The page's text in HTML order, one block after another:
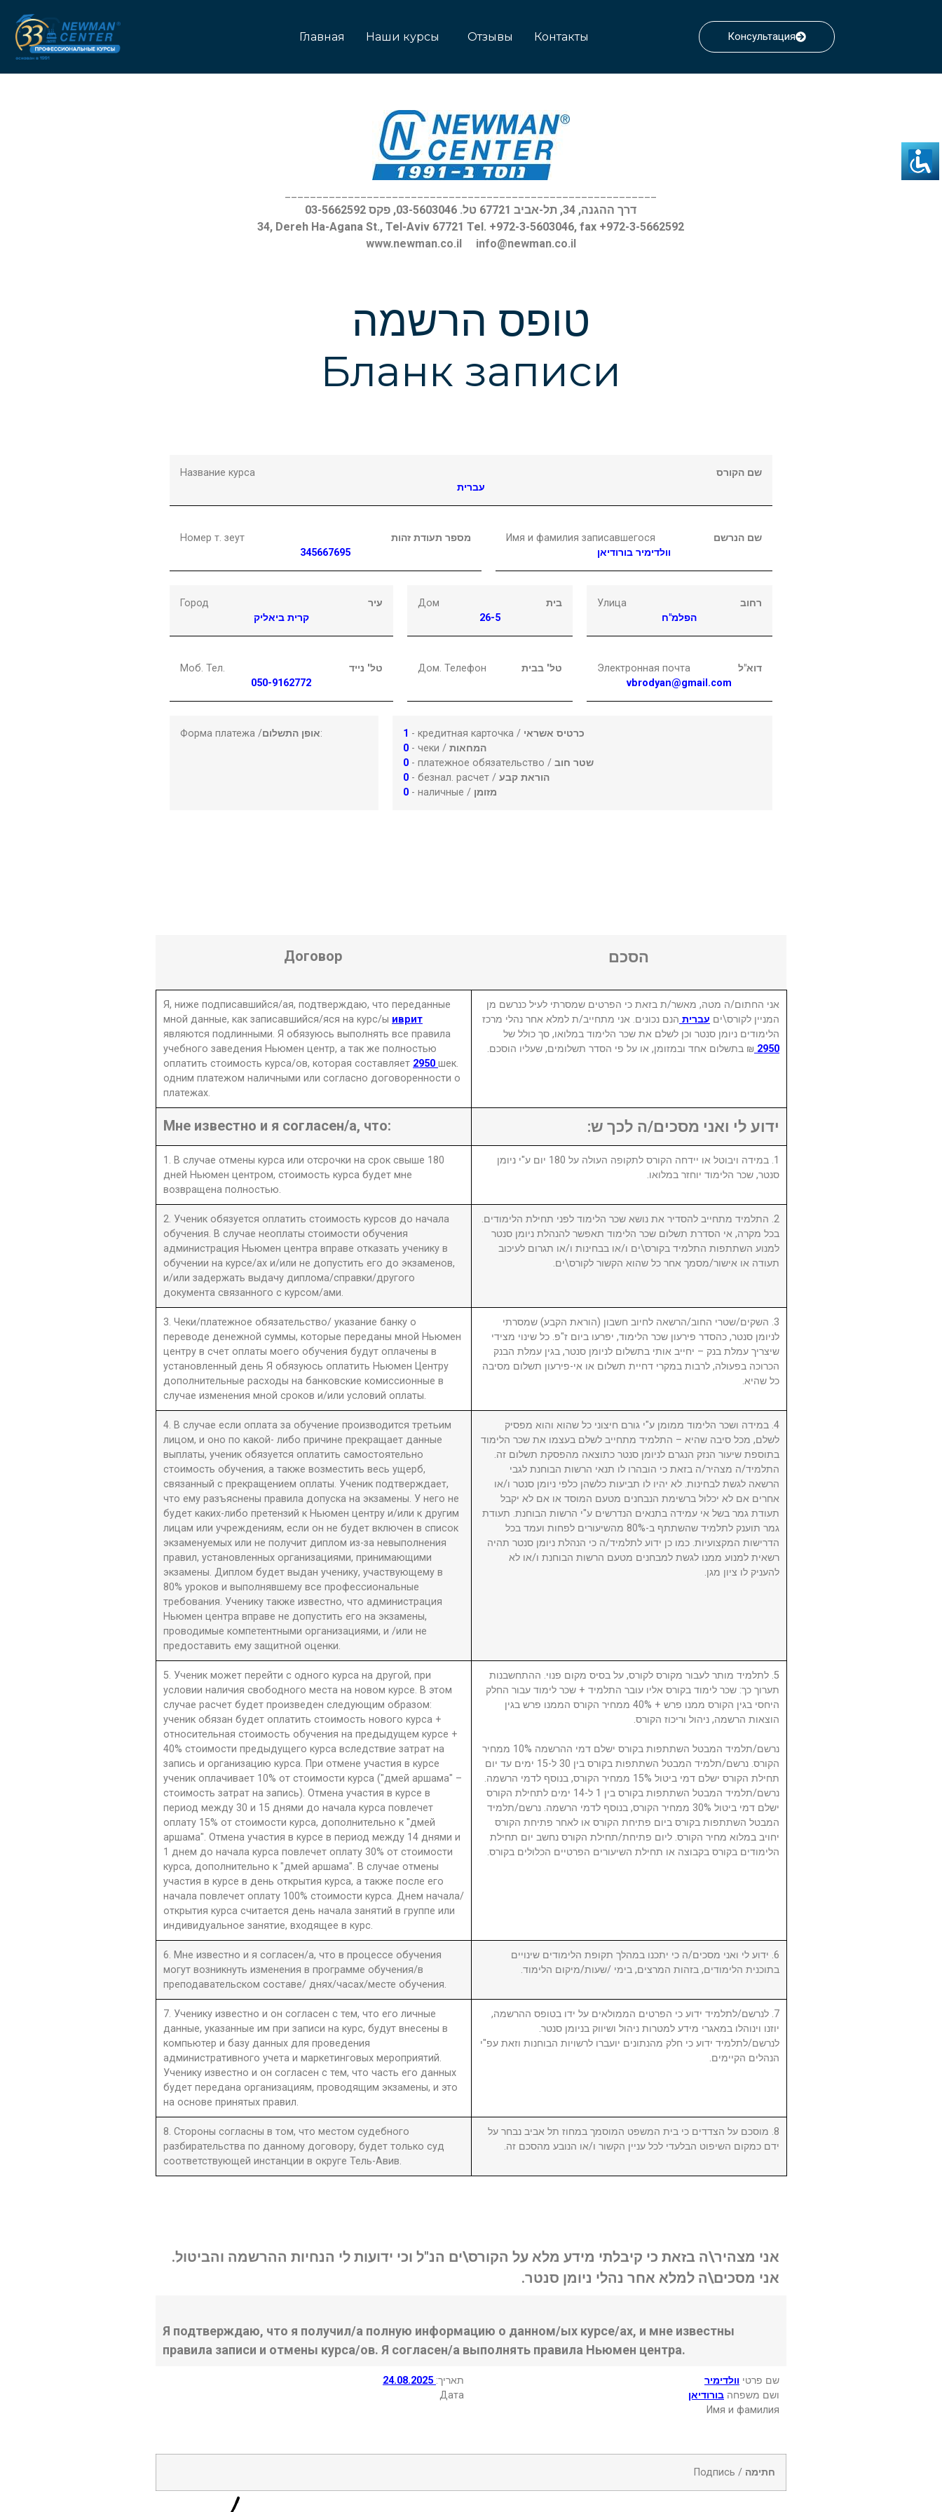
Главная Наши курсы Отзывы Контакты Консультация
דרך ההגנה, 34, תל-אביב 67721 טל. 03-5603046, פקס 03-5662592
34, Dereh Ha-Agana St., Tel-Aviv 67721 Tel. +972-3-5603046, fax +972-3-5662592
www.newman.co.il
info@newman.co.il
טופס הרשמה
Бланк записи
Название курса
שם הקורס
עברית
Номер т. зеут
מספר תעודת זהות
345667695
Имя и фамилия записавшегося
שם הנרשם
וולדימיר בורודיאן
Город
עיר
קרית ביאליק
Дом
בית
26-5
Улица
רחוב
הפלמ"ח
Моб. Тел.
טל' נייד
050-9162772
Дом. Телефон טל' בבית Электронная почта
דוא"ל
vbrodyan@gmail.com
Форма платежа /אופן התשלום: 1 - кредитная карточка / כרטיס אשראי
0- чеки / המחאות
0- платежное обязательство / שטר חוב
0- безнал. расчет / הוראת קבע
0- наличные / מזומן
Договор הסכם
Я, ниже подписавшийся/ая, подтверждаю, что переданные
мной данные, как записавшийся/яся на курс/ы иврит
являются подлинными. Я обязуюсь выполнять все правила
учебного заведения Ньюмен центр, а так же полностью
оплатить стоимость курса/ов, которая составляет 2950 шек.
одним платежом наличными или согласно договоренности о
платежах.
אני החתום/ה מטה, מאשר/ת בזאת כי הפרטים שמסרתי לעיל כנרשם מן
המניין לקורס\ים עברית הנם נכונים. אני מתחייב/ת למלא אחר נהלי מרכז
הלימודים ניומן סנטר וכן לשלם את שכר הלימוד במלואו, סך כולל של
2950 ₪ בתשלום אחד ובמזומן, או על פי הסדר תשלומים, שעליו הוסכם.
Мне известно и я согласен/а, что: ידוע לי ואני מסכים/ה לכך ש:
1. В случае отмены курса или отсрочки на срок свыше 180
дней Ньюмен центром, стоимость курса будет мне
возвращена полностью.
1. במידה ויבוטל או יידחה הקורס לתקופה העולה על 180 יום ע"י ניומן
סנטר, שכר הלימוד יוחזר במלואו.
2. Ученик обязуется оплатить стоимость курсов до начала
обучения. В случае неоплаты стоимости обучения
администрация Ньюмен центра вправе отказать ученику в
обучении на курсе/ах и/или не допустить его до экзаменов,
и/или задержать выдачу диплома/справки/другого
документа связанного с курсом/ами.
2. התלמיד מתחייב להסדיר את נושא שכר הלימוד לפני תחילת הלימודים.
בכל מקרה, אי הסדרת תשלום שכר הלימוד תאפשר להנהלת ניומן סנטר
למנוע השתתפות התלמיד בקורס\ים ו/או בבחינות ו/או תגרום לעיכוב
תעודה או אישור/מסמך אחר כל שהוא הקשור לקורס\ים.
3. Чеки/платежное обязательство/ указание банку о
переводе денежной суммы, которые переданы мной Ньюмен
центру в счет оплаты моего обучения будут оплачены в
установленный день Я обязуюсь оплатить Ньюмен Центру
дополнительные расходы на банковские комиссионные в
случае изменения мной сроков и/или условий оплаты.
3. השקים/שטרי החוב/הרשאה לחיוב חשבון (הוראת הקבע) שמסרתי
לניומן סנטר, כהסדר פירעון שכר הלימוד, יפרעו ביום ז"פ. כל שינוי מצידי
שיצריך עמלת בנק – יחייב אותי בתשלום לניומן סנטר, בגין עמלת הבנק
הכרוכה בפעולה, לרבות במקרי דחיית תשלום או אי-פירעון תשלום מסיבה
כל שהיא.
4. В случае если оплата за обучение производится третьим
лицом, и оно по какой- либо причине прекращает данные
выплаты, ученик обязуется оплатить самостоятельно
стоимость обучения, а также возместить весь ущерб,
связанный с прекращением оплаты. Ученик подтверждает,
что ему разъяснены правила допуска на экзамены. У него не
будет каких-либо претензий к Ньюмен центру и/или к другим
лицам или учреждениям, если он не будет включен в список
экзаменуемых или не получит диплом из-за невыполнения
правил, установленных организациями, принимающими
экзамены. Диплом будет выдан ученику, участвующему в
80% уроков и выполнявшему все профессиональные
требования. Ученику также известно, что администрация
Ньюмен центра вправе не допустить его на экзамены,
проводимые компетентными организациями, и /или не
предоставить ему защитной оценки.
4. במידה ושכר הלימוד ממומן ע"י גורם חיצוני כל שהוא והוא מפסיק
לשלם, מכל סיבה שהיא – התלמיד מתחייב לשלם בעצמו את שכר הלימוד
בתוספת שיעור הנזק הנגרם לניומן סנטר כתוצאה מהפסקת תשלום זה.
התלמיד/ה מצהיר/ה בזאת כי הובהרו לו תנאי הרשות הבוחנת לגבי
הרשאה לגשת לבחינות. לא יהיו לו תביעות כלשהן כלפי ניומן סנטר ו/או
אחרים אם לא יכלול ברשימת הנבחנים מטעם המוסד או אם לא יקבל
תעודת גמר בשל אי עמידה בתנאים הנדרשים ע"י הרשות הבוחנת. תעודת
גמר תוענק לתלמיד שהשתתף ב-80% מהשיעורים לפחות ועמד בכל
הדרישות המקצועיות. כמו כן ידוע לתלמיד/ה כי הנהלת ניומן סנטר תהיה
רשאית למנוע ממנו לגשת למבחנים מטעם הרשות הבוחנת ו/או לא
להעניק לו ציון מגן.
5. Ученик может перейти с одного курса на другой, при
условии наличия свободного места на новом курсе. В этом
случае расчет будет произведен следующим образом:
ученик обязан будет оплатить стоимость нового курса +
относительная стоимость обучения на предыдущем курсе +
40% стоимости предыдущего курса вследствие затрат на
запись и организацию курса. При отмене участия в курсе
ученик оплачивает 10% от стоимости курса ("дмей аршама" –
стоимость затрат на запись). Отмена участия в курсе в
период между 30 и 15 днями до начала курса повлечет
оплату 15% от стоимости курса, дополнительно к "дмей
аршама". Отмена участия в курсе в период между 14 днями и
1 днем до начала курса повлечет оплату 30% от стоимости
курса, дополнительно к "дмей аршама". В случае отмены
участия в курсе в день открытия курса, а также после его
начала повлечет оплату 100% стоимости курса. Днем начала/
открытия курса считается день начала занятий в группе или
индивидуальное занятие, входящее в курс.
5. לתלמיד מותר לעבור מקורס לקורס, על בסיס מקום פנוי. ההתחשבנות
תערוך כך: שכר לימוד בקורס אליו עובר התלמיד + שכר לימוד עבור החלק
היחסי בגין הקורס ממנו פרש + 40% ממחיר הקורס הממנו פרש בגין
הוצאות הרשמה, ניהול וריכוז הקורס.
נרשם/תלמיד המבטל השתתפות בקורס ישלם דמי ההרשמה 10% ממחיר
הקורס. נרשם/תלמיד המבטל השתתפות בקורס בין 30 ל-15 ימים עד יום
תחילת הקורס ישלם דמי ביטול 15% ממחיר הקורס, בנוסף לדמי הרשמה.
נרשם/תלמיד המבטל השתתפות בקורס בין 1 ל-14 ימים לתחילת הקורס
ישלם דמי ביטול 30% ממחיר הקורס, בנוסף לדמי הרשמה. נרשם/תלמיד
המבטל השתתפות בקורס ביום פתיחת הקורס או לאחר פתיחת הקורס
יחויב במלוא מחיר הקורס. ליום פתיחת/תחילת הקורס נחשב יום תחילת
הלימודים בקורס בקבוצה או תחילת השיעורים הפרטיים הכלולים בקורס.
6. Мне известно и я согласен/а, что в процессе обучения
могут возникнуть изменения в программе обучения/в
преподавательском составе/ днях/часах/месте обучения.
6. ידוע לי ואני מסכים/ה כי יתכנו במהלך תקופת הלימודים שינויים
בתוכנית הלימודים, בזהות המרצים, בימי /שעות/מיקום הלימוד.
7. Ученику известно и он согласен с тем, что его личные
данные, указанные им при записи на курс, будут внесены в
компьютер и базу данных для проведения
административного учета и маркетинговых мероприятий.
Ученику известно и он согласен с тем, что часть его данных
будет передана организациям, проводящим экзамены, и это
на основе принятых правил.
7. לנרשם/לתלמיד ידוע כי הפרטים הממולאים על ידו בטופס ההרשמה,
יוזנו וינוהלו במאגרי מידע למטרות ניהול ושיווק בניומן סנטר.
לנרשם/לתלמיד ידוע כי חלק מהנתונים יועברו לרשויות הבוחנות וזאת עפ"י
הנהלים הקיימים.
8. Стороны согласны в том, что местом судебного
разбирательства по данному договору, будет только суд
соответствующей инстанции в округе Тель-Авив.
8. מוסכם על הצדדים כי בית המשפט המוסמך במחוז תל אביב נבחר על
ידם כמקום השיפוט הבלעדי לכל עניין הקשור ו/או הנובע מהסכם זה.
אני מצהיר\ה בזאת כי קיבלתי מידע מלא על הקורס\ים הנ"ל וכי ידועות לי הנחיות ההרשמה והביטול.
אני מסכים\ה למלא אחר נהלי ניומן סנטר.
Я подтверждаю, что я получил/а полную информацию о данном/ых курсе/ах, и мне известны
правила записи и отмены курса/ов. Я согласен/а выполнять правила Ньюмен центра.
24.08.2025 :תאריך
Дата
שם פרטי וולדימיר
ושם משפחהבורודיאן
Имя и фамилия
Подпись / חתימה